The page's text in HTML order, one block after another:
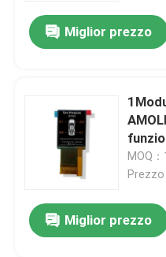
Miglior prezzo
MIPI
MOQ
Miglior prezzo